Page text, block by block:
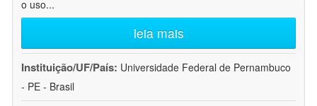
o uso...
leia mais
Instituição/UF/País: Universidade Federal de Pernambuco
- PE - Brasil